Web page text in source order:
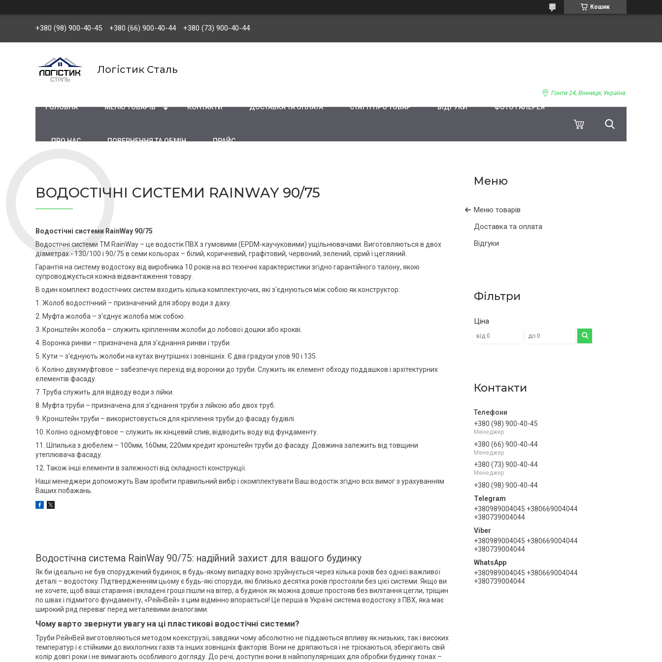
Кошик
+380 (98) 900-40-45 +380 (66) 900-40-44 +380 (73) 900-40-44
Логістик Сталь
Гонти 24, Вінниця, Україна
ГОЛОВНА МЕНЮ ТОВАРІВ КОНТАКТИ ДОСТАВКА ТА ОПЛАТА СТАТТІ ПРО ТОВАР ВІДГУКИ ФОТО ГАЛЕРЕЯ
ПРО НАС ПОВЕРНЕННЯ ТА ОБМІН ПРАЙС
Меню товарів
Доставка та оплата
Відгуки
Фільтри
Ціна
Контакти
+380 (98) 900-40-45
Менеджер
+380 (66) 900-40-44
Менеджер
+380 (73) 900-40-44
Менеджер
+380 (98) 900-40-44
+380989004045 +380669004044
+380739004044
+380989004045 +380669004044
+380739004044
+380989004045 +380669004044
+380739004044
ВОДОСТІЧНІ СИСТЕМИ RAINWAY 90/75
Водостічні системи RainWay 90/75
Водостічні системи ТМ RainWay – це водостік ПВХ з гумовими (EPDM-каучуковими) ущільнювачами. Виготовляються в двох
діаметрах - 130/100 і 90/75 в семи кольорах – білий, коричневий, графітовий, червоний, зелений, сірий і цегляний.
Гарантія на систему водостоку від виробника 10 років на всі технічні характеристики згідно гарантійного талону, якою
супроводжується кожна відвантаження товару.
В один комплект водостічних систем входить кілька комплектуючих, які з'єднуються між собою як конструктор:
1. Жолоб водостічний – призначений для збору води з даху.
2. Муфта жолоба – з'єднує жолоба між собою.
3. Кронштейн жолоба – служить кріпленням жолоби до лобової дошки або крокві.
4. Воронка ринви – призначена для з'єднання ринви і труби.
5. Кути – з'єднують жолоби на кутах внутрішніх і зовнішніх. Є два градуси улов 90 і 135.
6. Коліно двухмуфтовое – забезпечує перехід від воронки до труби. Служить як елемент обходу поддашков і архітектурних
елементів фасаду.
7. Труба служить для відводу води з лійки.
8. Муфта труби – призначена для з'єднання труби з лійкою або двох труб.
9. Кронштейн труби – використовується для кріплення труби до фасаду будівлі.
10. Коліно одномуфтовое – служить як кінцевий слив, відводить воду від фундаменту.
11. Шпилька з дюбелем – 100мм, 160мм, 220мм кредит кронштейн труби до фасаду. Довжина залежить від товщини
утеплювача фасаду.
12. Також інші елементи в залежності від складності конструкції.
Наші менеджери допоможуть Вам зробити правильний вибір і скомплектувати Ваш водостік згідно всіх вимог з урахуванням
Ваших побажань.
Водостічна система RainWay 90/75: надійний захист для вашого будинку
Як би ідеально не був споруджений будинок, в будь-якому випадку воно зруйнується через кілька років без однієї важливої
деталі – водостоку. Підтвердженням цьому є будь-які споруди, які близько десятка років простояли без цієї системи. Якщо ви
не хочете, щоб ваші старання і вкладені гроші пішли на вітер, а будинок як можна довше простояв без вилітання цегли, тріщин
по швах і підмитого фундаменту, «РейнВей» з цим відмінно впорається! Це перша в Україні система водостоку з ПВХ, яка має
широкий ряд переваг перед металевими аналогами.
Чому варто звернути увагу на ці пластикові водостічні системи?
Труби РейнВей виготовляються методом коекструзії, завдяки чому абсолютно не піддаються впливу як низьких, так і високих
температур і є стійкими до вихлопних газів та інших зовнішніх факторів. Вони не дряпаються і не тріскаються, зберігають свій
колір довгі роки і не вимагають особливого догляду. До речі, доступні вони в найпопулярніших для обробки будинку тонах –